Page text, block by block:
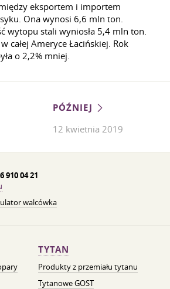
eksportem i importem
Ona wynosi 6,6 mln ton.
wytopu stali wyniosła 5,4 mln ton.
całej Ameryce Łacińskiej. Rok
o 2,2% mniej.
PÓŹNIEJ
12 kwietnia 2019
910 04 21
walcówka
TYTAN
Produkty z przemiału tytanu
Tytanowe GOST